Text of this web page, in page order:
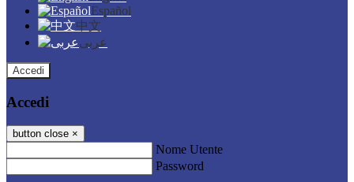
Español
中文
عربى
Accedi
Accedi
button close ×
Nome Utente
Password